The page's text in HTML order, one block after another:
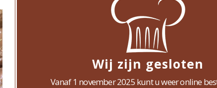
Wij zijn gesloten
Vanaf 1 november 2025 kunt u weer online